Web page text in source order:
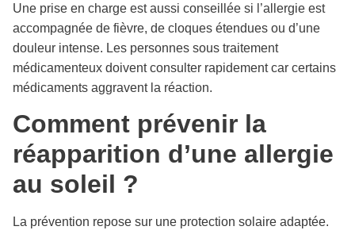
Une prise en charge est aussi conseillée si l’allergie est
accompagnée de fièvre, de cloques étendues ou d’une
douleur intense. Les personnes sous traitement
médicamenteux doivent consulter rapidement car certains
médicaments aggravent la réaction.
Comment prévenir la
réapparition d’une allergie
au soleil ?
La prévention repose sur une protection solaire adaptée.